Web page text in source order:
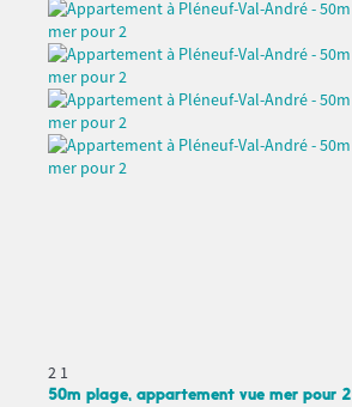
2 1
50m plage, appartement vue mer pour 2